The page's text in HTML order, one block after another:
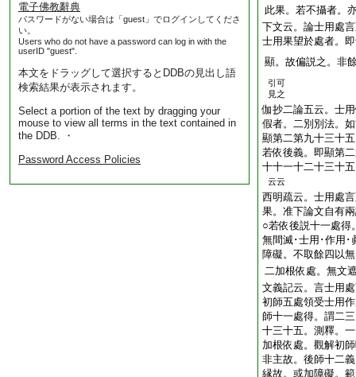
電子佛教辭典
パスワードがない場合は「guest」でログインしてくださ
い。
Users who do not have a password can log in with the
userID "guest".
本文をドラッグして選択するとDDBの見出し語
検索結果が表示されます。
Select a portion of the text by dragging your
mouse to view all terms in the text contained in
the DDB. ・
Password Access Policies
此果。若不攝者。
下文云。論士用處
士用果望於處者。
顯。故偏説之。非
引可
見之
伽抄二論五云。士
假者。二別別法。
顯第二第九十三十
若依後義。即顯第
十十一十二十三十
云云
西明疏云。士用處
果。准下論文自有
○若依後説十一處得
無間滅･士用･作用･
障礙。不取餘四以
二加根依處。無文
文義記云。言士用
初師五處領受士用
師十一處得。謂二
十三十五。測釋。
加根依處。觀解初
非主故。後師十二
縁故。或加障礙。